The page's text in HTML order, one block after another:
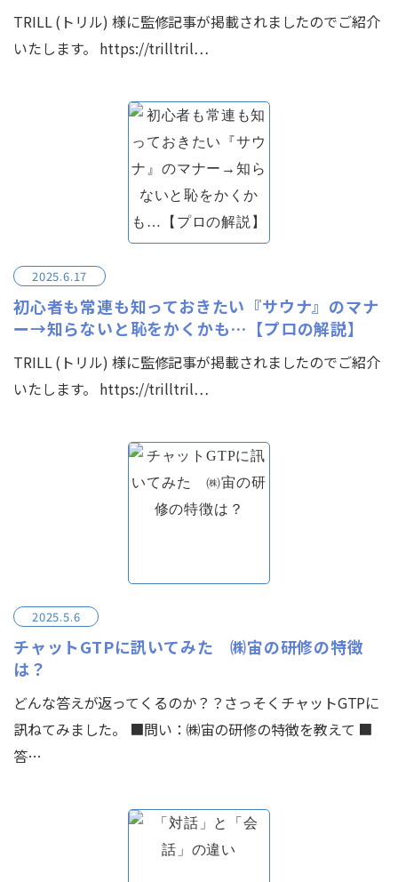
TRILL (トリル) 様に監修記事が掲載されましたのでご紹介
いたします。 https://trilltril…
2025.6.17
初心者も常連も知っておきたい『サウナ』のマナ
ー→知らないと恥をかくかも…【プロの解説】
TRILL (トリル) 様に監修記事が掲載されましたのでご紹介
いたします。 https://trilltril…
2025.5.6
チャットGTPに訊いてみた ㈱宙の研修の特徴
は？
どんな答えが返ってくるのか？？さっそくチャットGTPに
訊ねてみました。 ■問い：㈱宙の研修の特徴を教えて ■
答…